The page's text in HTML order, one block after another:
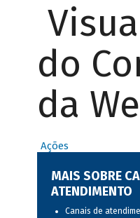
do
da
Ações
MAIS SOBRE
ATENDIMENTO
Canais de